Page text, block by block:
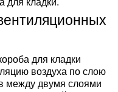
для кладки
воздуха по слою
между двумя слоями